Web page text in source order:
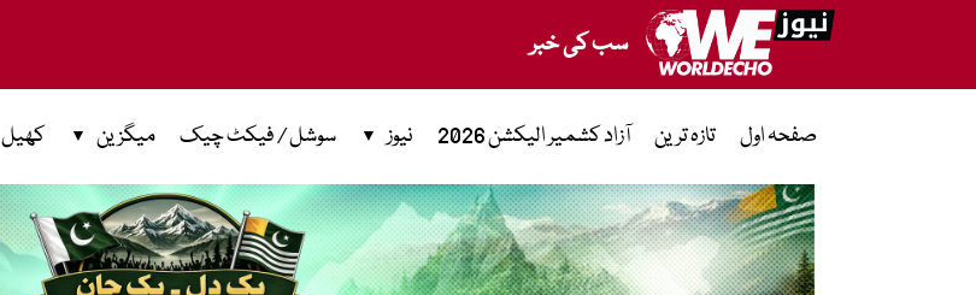
سب کی خبر
صفحہ اول تازہ ترین آزاد کشمیر الیکشن 2026 نیوز سوشل / فیکٹ چیک میگزین کھیل